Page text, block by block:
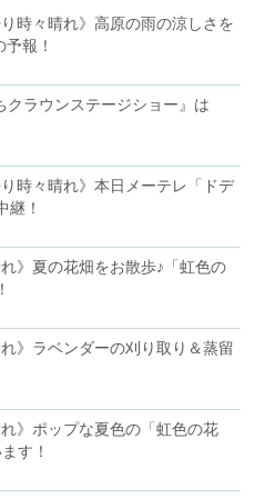
時々晴れ》高原の雨の涼しさを
報！
ラウンステージショー』は
時々晴れ》本日メーテレ「ドデ
継！
》夏の花畑をお散歩♪「虹色の
》ラベンダーの刈り取り＆蒸留
》ポップな夏色の「虹色の花
す！